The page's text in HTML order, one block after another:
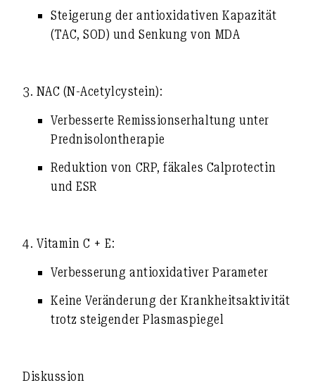
Steigerung der antioxidativen Kapazität
(TAC, SOD) und Senkung von MDA
3. NAC (N-Acetylcystein):
Verbesserte Remissionserhaltung unter
Prednisolontherapie
Reduktion von CRP,fäkales Calprotectin
undESR
4. Vitamin C + E:
Verbesserung antioxidativer Parameter
Keine Veränderung der Krankheitsaktivität
trotz steigender Plasmaspiegel
Diskussion